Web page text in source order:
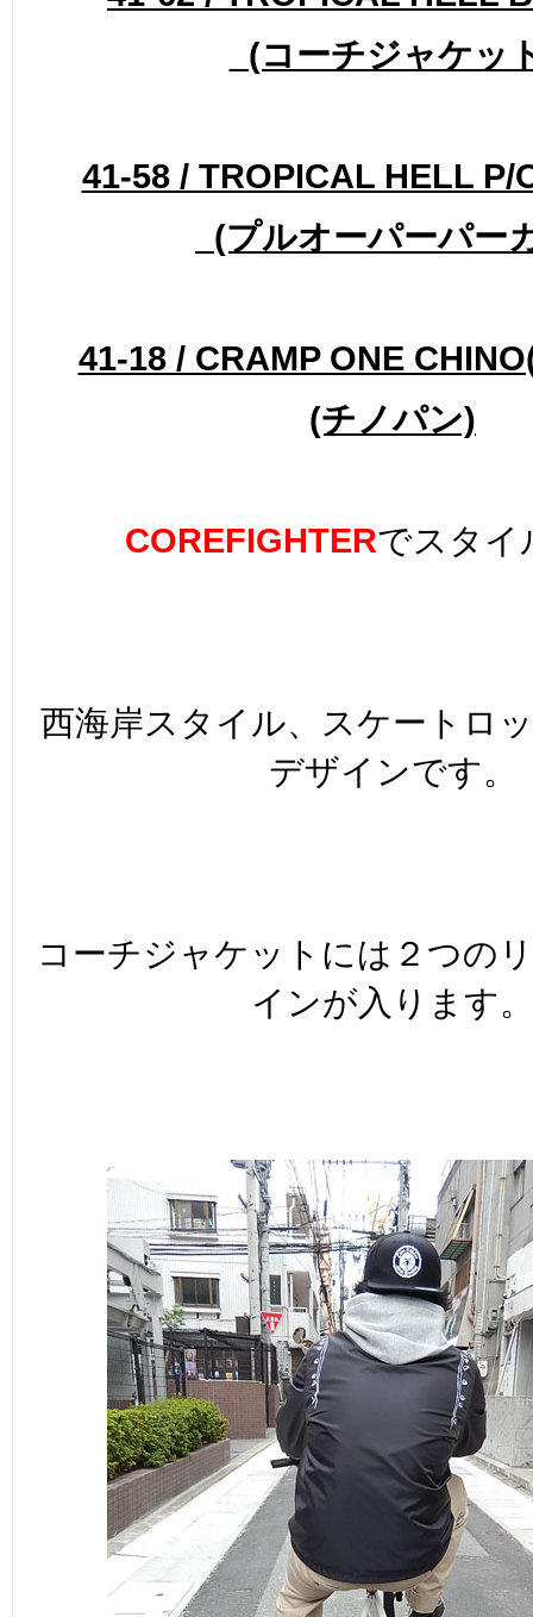
(コーチジャケッ
41-58 / TROPICAL HELL P/
(プルオーパーパー
41-18 / CRAMP ONE
(チノパン)
COREFIGHTERでスタイ
西海岸スタイル、スケートロ
デザインです。
コーチジャケットには２つの
インが入ります。